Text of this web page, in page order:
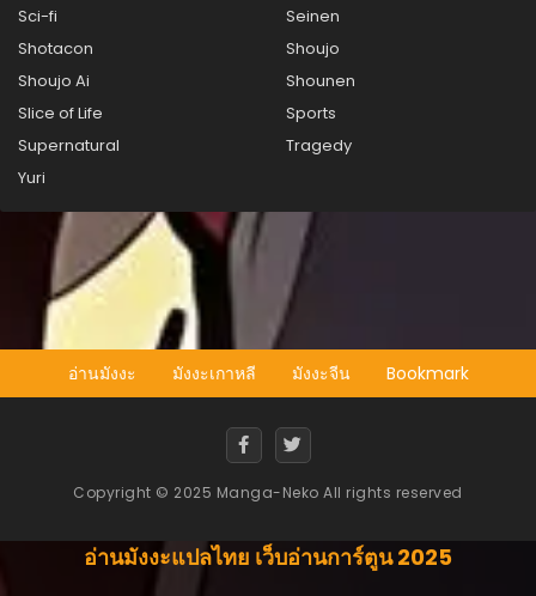
Sci-fi
Seinen
Shotacon
Shoujo
Shoujo Ai
Shounen
Slice of Life
Sports
Supernatural
Tragedy
Yuri
อ่านมังงะ มังงะเกาหลี มังงะจีน Bookmark
Copyright © 2025 Manga-Neko All rights reserved
อ่านมังงะแปลไทย เว็บอ่านการ์ตูน 2025